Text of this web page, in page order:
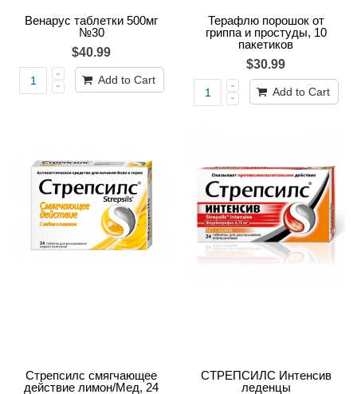
Венарус таблетки 500мг
№30
$40.99
Add to Cart
Терафлю порошок от
гриппа и простуды, 10
пакетиков
$30.99
Add to Cart
Стрепсилс смягчающее
действие лимон/Мед, 24
СТРЕПСИЛС Интенсив
леденцы